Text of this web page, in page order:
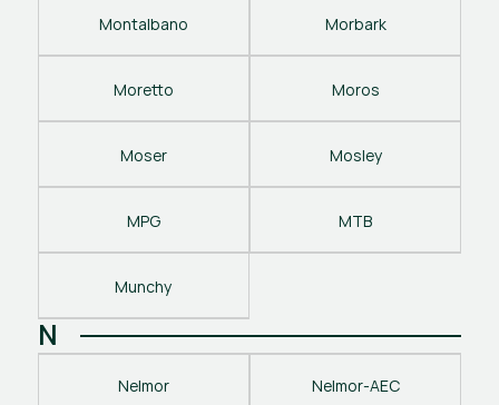
Montalbano Morbark
Moretto Moros
Moser Mosley
MPG MTB
Munchy
N
Nelmor Nelmor-AEC